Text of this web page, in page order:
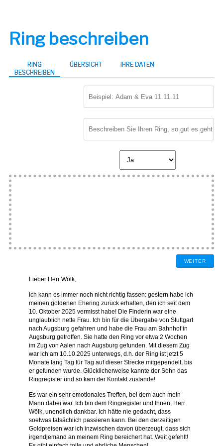
Ring beschreiben
RING
BESCHREIBEN
ÜBERSICHT IHRE DATEN
WEITER
Lieber Herr Wölk,
ich kann es immer noch nicht richtig fassen: gestern habe ich
meinen goldenen Ehering zurück erhalten, den ich seit dem
10. Oktober 2025 vermisst habe! Die Finderin war eine
unglaublich nette Frau. Ich bin für die Übergabe von Stuttgart
nach Augsburg gefahren und habe die Frau am Bahnhof in
Augsburg getroffen. Sie hatte den Ring vor etwa 2 Wochen
im Zug von Aalen nach Augsburg gefunden. Mit diesem Zug
war ich am 10.10.2025 unterwegs, d.h. der Ring ist jetzt 5
Monate lang Tag für Tag auf dieser Strecke mitgependelt, bis
er gefunden wurde. Glücklicherweise kannte der Sohn das
Ringregister und so kam der Kontakt zustande!
Es war ein sehr emotionales Treffen, bei dem auch mein
Mann dabei war. Ich bin dem Ringregister und Ihnen, Herr
Wölk, unendlich dankbar. Ich hätte nie gedacht, dass
soetwas tatsächlich passieren kann. Bei den derzeitigen
Goldpreisen war ich inzwischen davon überzeugt, dass sich
irgendjemand an meinem Ring bereichert hat. Weit gefehlt!